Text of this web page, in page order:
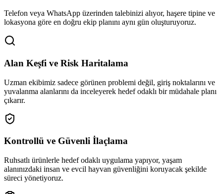
Telefon veya WhatsApp üzerinden talebinizi alıyor, haşere tipine ve
lokasyona göre en doğru ekip planını aynı gün oluşturuyoruz.
Alan Keşfi ve Risk Haritalama
Uzman ekibimiz sadece görünen problemi değil, giriş noktalarını ve
yuvalanma alanlarını da inceleyerek hedef odaklı bir müdahale planı
çıkarır.
Kontrollü ve Güvenli İlaçlama
Ruhsatlı ürünlerle hedef odaklı uygulama yapıyor, yaşam
alanınızdaki insan ve evcil hayvan güvenliğini koruyacak şekilde
süreci yönetiyoruz.